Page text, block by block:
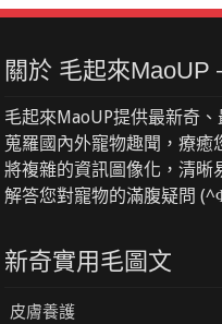
關於 毛起來MaoUP
毛起來MaoUP提供最新奇、
蒐羅國內外寵物趣聞，療癒
將複雜的資訊圖像化，清晰
解答您對寵物的滿腹疑問
新奇實用毛圖文
皮膚養護